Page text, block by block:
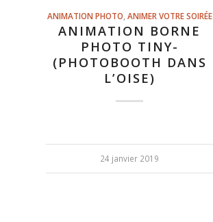
ANIMATION PHOTO ANIMER VOTRE SOIRÉE
ANIMATION BORNE
PHOTO TINY-
(PHOTOBOOTH DANS
L’OISE)
24 janvier 2019